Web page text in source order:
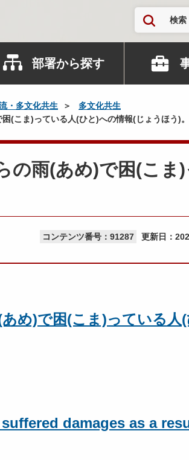
検索
部署から探す
・多文化共生
多文化共生
(こま)っている人(ひと)への情報(じょうほう)。
の雨(あめ)で困(こま
コンテンツ番号：91287 更新日：
め)で困(こま)っている人
damages as a